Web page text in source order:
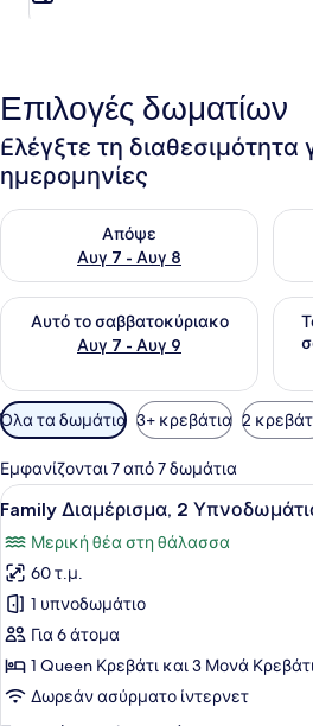
Επιλογές δωματίων
Ελέγξτε τη διαθεσιμότητα
ημερομηνίες
Απόψε
Αυγ 7 - Αυγ 8
Έλεγχος διαθεσιμότητας για
Αυτό το σαββατοκύριακο
Αυγ 7 - Αυγ 9
Έλεγχος διαθεσιμότητας για
Διαθέσιμα
φίλτρα
για
τα
δωμάτια
Όλα τα δωμάτια 3+ κρεβάτια 2
Εμφανίζονται 7 από 7 δωμάτια
Προβολή
όλων
των
φωτογραφιών
για
Family
Διαμέρισμα,
2
Υπνοδωμάτια
Ένα
3
Family Διαμέρισμα, 2
Μερική θέα στη θάλασσα
60 τ.μ.
1 υπνοδωμάτιο
Για 6 άτομα
1 Queen Κρεβάτι και 3 Μονά
Δωρεάν ασύρματο ίντερνετ